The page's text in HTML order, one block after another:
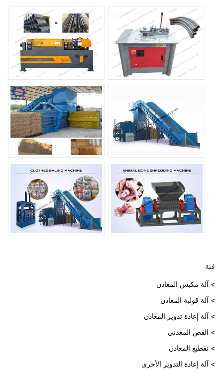
فئة
> آلة مكبس المعادن
> آلة قولبة المعادن
> آلة إعادة تدوير المعادن
> القص المعدني
> تقطيع المعادن
> آلة إعادة التدوير الأخرى